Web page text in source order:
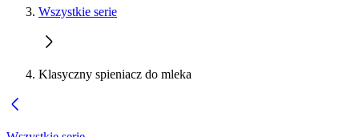
Wszystkie serie
Klasyczny spieniacz do mleka